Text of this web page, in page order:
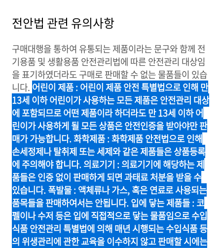
전안법 관련 유의사항
구매대행을 통하여 유통되는 제품이라는 문구와 함께 전
기용품 및 생활용품 안전관리법에 따른 안전관리 대상임
을 표기하였더라도 구매로 판매할 수 없는 물품들이 있습
니다. 어린이 제품 : 어린이 제품 안전 특별법으로 인해 만
13세 이하 어린이가 사용하는 모든 제품은 안전관리 대상
에 포함되므로 어떤 제품이라 하더라도 만 13세 이하 어
린이가 사용하게 될 모든 상품은 안전인증을 받아야만 판
매가 가능합니다. 화학제품 : 화학제품 안전법으로 인해
손세정제나 탈취제 또는 세제와 같은 제품들은 상품등록
에 주의해야 합니다. 의료기기 : 의료기기에 해당하는 제
품들은 인증 없이 판매하게 되면 과태료 처분을 받을 수
있습니다. 폭발물 : 액체류나 가스, 혹은 연료로 사용되는
품목들을 판매하여서는 안됩니다. 입에 닿는 제품들 : 코
펠이나 수저 등은 입에 직접적으로 닿는 물품임으로 수입
식품 안전관리 특별법에 의해 매년 시행되는 수입식품 등
의 위생관리에 관한 교육을 이수하지 않고 판매할 시에는